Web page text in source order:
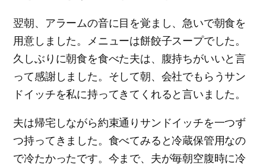
翌朝、アラームの音に目を覚まし、急いで朝食を
用意しました。メニューは餅餃子スープでした。
久しぶりに朝食を食べた夫は、腹持ちがいいと言
って感謝しました。そして朝、会社でもらうサン
ドイッチを私に持ってきてくれると言いました。
夫は帰宅しながら約束通りサンドイッチを一つず
つ持ってきました。食べてみると冷蔵保管用なの
で冷たかったです。今まで、夫が毎朝空腹時に冷